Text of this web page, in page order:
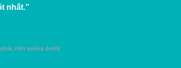
nhất.”
phải, trên xuống dưới]